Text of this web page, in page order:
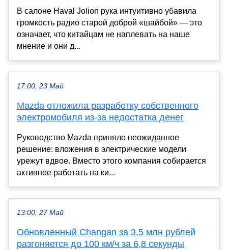
В салоне Haval Jolion рука интуитивно убавила
громкость радио старой доброй «шайбой» — это
означает, что китайцам не наплевать на наше
мнение и они д...
17:00, 23 Май
Mazda отложила разработку собственного
электромобиля из-за недостатка денег
Руководство Mazda приняло неожиданное
решение: вложения в электрические модели
урежут вдвое. Вместо этого компания собирается
активнее работать на ки...
13:00, 27 Май
Обновленный Changan за 3,5 млн рублей
разгоняется до 100 км/ч за 6,8 секунды